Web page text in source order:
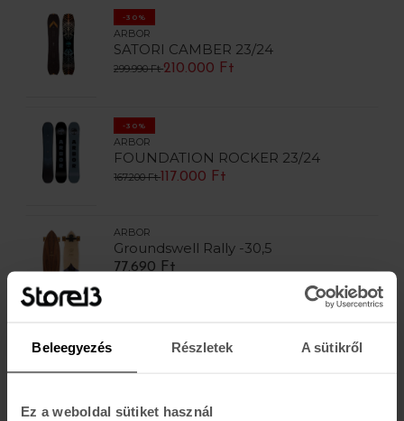
Beleegyezés Részletek A sütikről
Ez a weboldal sütiket használ
-30%
ARBOR
SATORI CAMBER 23/24
299.990 Ft210.000 Ft
-30%
ARBOR
FOUNDATION ROCKER 23/24
167.200 Ft 117.000 Ft
ARBOR
Groundswell Rally -30,5
77.690 Ft
Bamboo Fish